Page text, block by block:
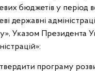
бюджетів у
державні
Указом Президента
програму